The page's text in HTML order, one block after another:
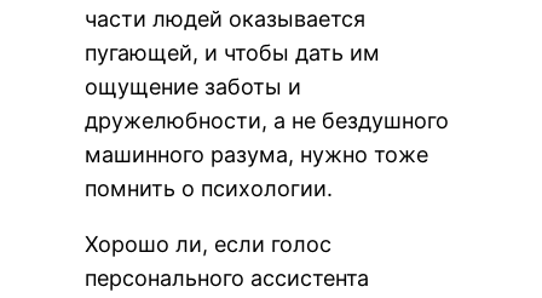
части людей оказывается
пугающей, и чтобы дать им
ощущение заботы и
дружелюбности, а не бездушного
машинного разума, нужно тоже
помнить о психологии.
Хорошо ли, если голос
персонального ассистента